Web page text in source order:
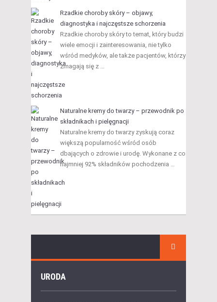
Rzadkie choroby skóry – objawy,
diagnostyka i najczęstsze schorzenia
Rzadkie choroby skóry to temat, który budzi
wiele emocji i zainteresowania, nie tylko
wśród medyków, ale także pacjentów, którzy
zmagają się z …
Naturalne kremy do twarzy – przewodnik po
składnikach i pielęgnacji
Naturalne kremy do twarzy zyskują coraz
większą popularność wśród osób
dbających o zdrowie i urodę. Wykonane z co
najmniej 92% składników pochodzenia …
URODA